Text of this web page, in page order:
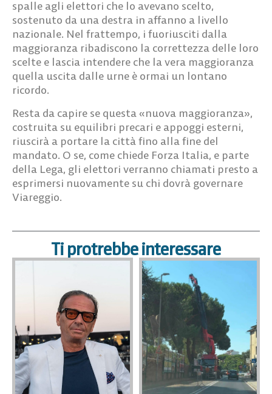
spalle agli elettori che lo avevano scelto,
sostenuto da una destra in affanno a livello
nazionale. Nel frattempo, i fuoriusciti dalla
maggioranza ribadiscono la correttezza delle loro
scelte e lascia intendere che la vera maggioranza
quella uscita dalle urne è ormai un lontano
ricordo.
Resta da capire se questa «nuova maggioranza»,
costruita su equilibri precari e appoggi esterni,
riuscirà a portare la città fino alla fine del
mandato. O se, come chiede Forza Italia, e parte
della Lega, gli elettori verranno chiamati presto a
esprimersi nuovamente su chi dovrà governare
Viareggio.
Ti protrebbe interessare